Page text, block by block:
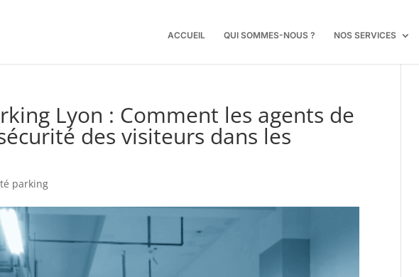
ACCUEIL QUI SOMMES-NOUS ? NOS SERVICES
Lyon : Comment les agents de
des visiteurs dans les
parking